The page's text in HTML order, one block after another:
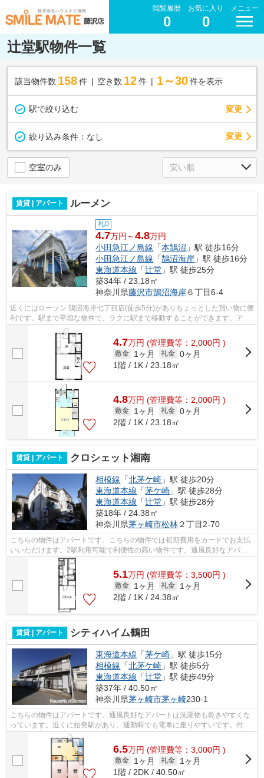
閲覧履歴
0
お気に入り
0
メニュー
辻堂駅物件一覧
該当物件数 158件 空き数 12 件 1～30 件を表示
駅で絞り込む 変更
絞り込み条件： なし 変更
空室のみ
賃貸 | アパート ルーメン
礼0
4.7万円～4.8万円
小田急江ノ島線 「本鵠沼 」駅 徒歩16分
小田急江ノ島線 「鵠沼海岸 」駅 徒歩16分
東海道本線 「辻堂 」駅 徒歩25分
築34年 / 23.18㎡
神奈川県藤沢市鵠沼海岸６丁目6-4
近くにはローソン 鵠沼海岸七丁目店(徒歩5分)がありちょっとした買い物に便
利です。駅まで平坦な物件で、ラクに駅まで移動することができます。アパ
ートは通風良好な空間です。こちら...
4.7万円 (管理費等：2,000円 )
敷金 1ヶ月 礼金 0ヶ月
1階 / 1K / 23.18㎡
4.8万円 (管理費等：2,000円 )
敷金 1ヶ月 礼金 0ヶ月
2階 / 1K / 23.18㎡
賃貸 | アパート クロシェット湘南
相模線 「北茅ケ崎 」駅 徒歩20分
東海道本線 「茅ケ崎 」駅 徒歩28分
東海道本線 「辻堂 」駅 徒歩28分
築18年 / 24.38㎡
神奈川県茅ヶ崎市松林２丁目2-70
こちらの物件はアパートです。こちらの物件では初期費用をカードでお支払
いいただけます。2駅利用可能で利便性の高い物件です。通風良好なアパー
トは洗濯物も乾きやすくなっています。...
5.1万円 (管理費等：3,500円 )
敷金 1ヶ月 礼金
1ヶ月
2階 / 1K / 24.38㎡
賃貸 | アパート シティハイム鶴田
東海道本線 「茅ケ崎 」駅 徒歩15分
相模線 「北茅ケ崎 」駅 徒歩5分
東海道本線 「辻堂 」駅 徒歩49分
築37年 / 40.50㎡
神奈川県茅ヶ崎市茅ヶ崎230-1
こちらの物件はアパートです。通風良好なアパートは洗濯物も乾きやすくな
っています。近くに始発駅があり、通勤時でも電車に座りやすいです。付近
にある2つの駅は、用途や行き先に応じ...
6.5万円 (管理費等：3,000円 )
敷金 1ヶ月 礼金
1ヶ月
1階 / 2DK / 40.50㎡